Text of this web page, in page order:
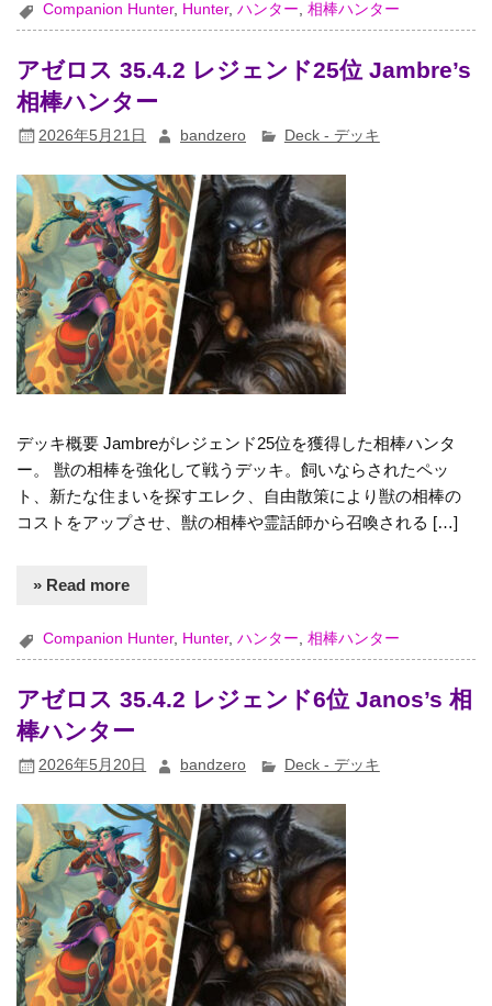
Companion Hunter, Hunter,ハンター,相棒ハンター
アゼロス 35.4.2 レジェンド25位 Jambre’s
相棒ハンター
2026年5月21日 bandzero Deck - デッキ
デッキ概要 Jambreがレジェンド25位を獲得した相棒ハンタ
ー。 獣の相棒を強化して戦うデッキ。飼いならされたペッ
ト、新たな住まいを探すエレク、自由散策により獣の相棒の
コストをアップさせ、獣の相棒や霊話師から召喚される […]
» Read more
Companion Hunter, Hunter,ハンター,相棒ハンター
アゼロス 35.4.2 レジェンド6位 Janos’s 相
棒ハンター
2026年5月20日 bandzero Deck - デッキ